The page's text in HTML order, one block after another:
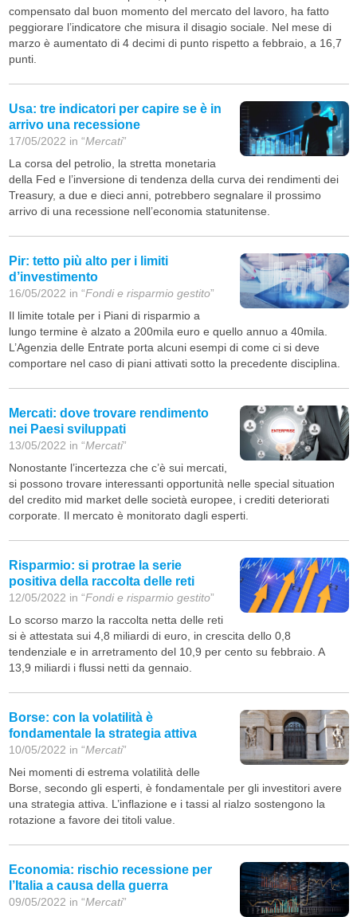
compensato dal buon momento del mercato del lavoro, ha fatto
peggiorare l’indicatore che misura il disagio sociale. Nel mese di
marzo è aumentato di 4 decimi di punto rispetto a febbraio, a 16,7
punti.
Usa: tre indicatori per capire se è in
arrivo una recessione
17/05/2022 in “Mercati”
La corsa del petrolio, la stretta monetaria
della Fed e l’inversione di tendenza della curva dei rendimenti dei
Treasury, a due e dieci anni, potrebbero segnalare il prossimo
arrivo di una recessione nell’economia statunitense.
Pir: tetto più alto per i limiti
d’investimento
16/05/2022 in “Fondi e risparmio gestito”
Il limite totale per i Piani di risparmio a
lungo termine è alzato a 200mila euro e quello annuo a 40mila.
L’Agenzia delle Entrate porta alcuni esempi di come ci si deve
comportare nel caso di piani attivati sotto la precedente disciplina.
Mercati: dove trovare rendimento
nei Paesi sviluppati
13/05/2022 in “Mercati”
Nonostante l’incertezza che c’è sui mercati,
si possono trovare interessanti opportunità nelle special situation
del credito mid market delle società europee, i crediti deteriorati
corporate. Il mercato è monitorato dagli esperti.
Risparmio: si protrae la serie
positiva della raccolta delle reti
12/05/2022 in “Fondi e risparmio gestito”
Lo scorso marzo la raccolta netta delle reti
si è attestata sui 4,8 miliardi di euro, in crescita dello 0,8
tendenziale e in arretramento del 10,9 per cento su febbraio. A
13,9 miliardi i flussi netti da gennaio.
Borse: con la volatilità è
fondamentale la strategia attiva
10/05/2022 in “Mercati”
Nei momenti di estrema volatilità delle
Borse, secondo gli esperti, è fondamentale per gli investitori avere
una strategia attiva. L’inflazione e i tassi al rialzo sostengono la
rotazione a favore dei titoli value.
Economia: rischio recessione per
l’Italia a causa della guerra
09/05/2022 in “Mercati”